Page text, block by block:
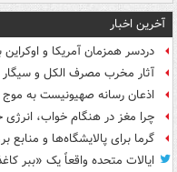
آخرین اخبار
دردسر همزمان آمریکا و
آثار مخرب مصرف الکل و سیگار
اذعان رسانه صهیونیست به
چرا مغز در هنگام خواب، انرژی
گرما برای پالایشگاه‌ها و منابع
ایالات متحده واقعاً یک «ببر